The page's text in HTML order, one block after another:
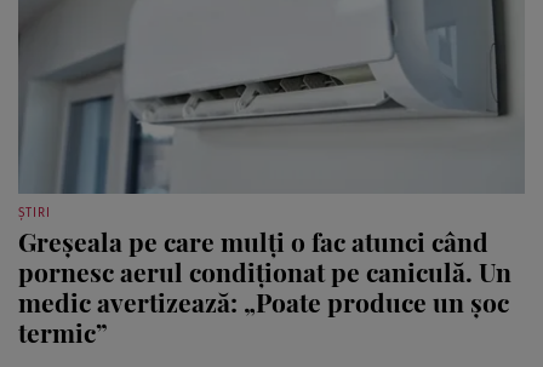
Greșeala pe care mulți o fac atunci când
pornesc aerul condiționat pe caniculă. Un
medic avertizează: „Poate produce un șoc
termic”